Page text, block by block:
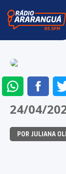
ENVIAR
NO
WHATSAPP
NO
24/04/
POR JULIANA